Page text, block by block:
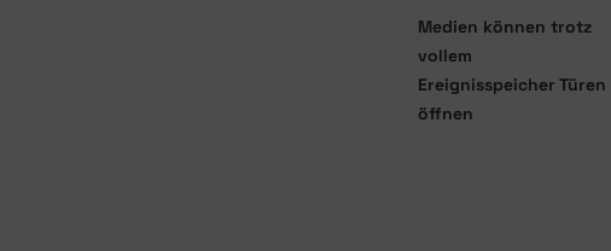
Medien können trotz
vollem
Ereignisspeicher Türen
öffnen